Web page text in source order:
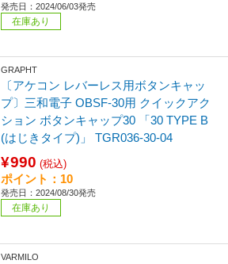
発売日：2024/06/03発売
在庫あり
GRAPHT
〔アケコン レバーレス用ボタンキャッ
プ〕三和電子 OBSF-30用 クイックアク
ション ボタンキャップ30 「30 TYPE B
(はじきタイプ)」 TGR036-30-04
¥990 (税込)
ポイント：10
発売日：2024/08/30発売
在庫あり
VARMILO